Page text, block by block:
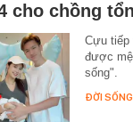
cho chồng
Cựu tiếp
được
sống".
ĐỜI SỐNG